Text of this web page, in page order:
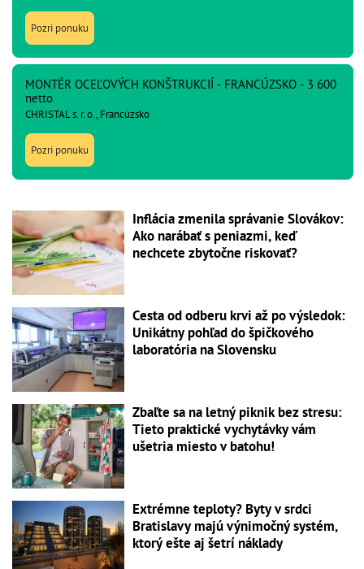
Pozri ponuku
MONTÉR OCEĽOVÝCH KONŠTRUKCIÍ - FRANCÚZSKO - 3 600
netto
CHRISTAL s. r. o., Francúzsko
Pozri ponuku
Inflácia zmenila správanie Slovákov:
Ako narábať s peniazmi, keď
nechcete zbytočne riskovať?
Cesta od odberu krvi až po výsledok:
Unikátny pohľad do špičkového
laboratória na Slovensku
Zbaľte sa na letný piknik bez stresu:
Tieto praktické vychytávky vám
ušetria miesto v batohu!
Extrémne teploty? Byty v srdci
Bratislavy majú výnimočný systém,
ktorý ešte aj šetrí náklady